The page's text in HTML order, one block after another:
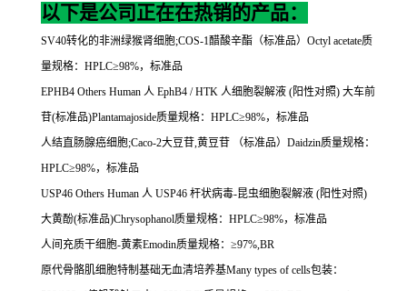
以下是公司正在在热销的产品：
SV40转化的非洲绿猴肾细胞;COS-1醋酸辛酯（标准品） Octyl acetate质
量规格： HPLC≥98%，标准品
EPHB4 Others Human 人 EphB4 / HTK 人细胞裂解液 (阳性对照) 大车前
苷(标准品)Plantamajoside质量规格： HPLC≥98%，标准品
人结直肠腺癌细胞;Caco-2大豆苷,黄豆苷 （标准品） Daidzin质量规格：
HPLC≥98%，标准品
USP46 Others Human 人 USP46 杆状病毒-昆虫细胞裂解液 (阳性对照)
大黄酚(标准品)Chrysophanol质量规格： HPLC≥98%，标准品
人间充质干细胞-黄素Emodin质量规格：≥97%,BR
原代骨骼肌细胞特制基础无血清培养基Many types of cells包装：